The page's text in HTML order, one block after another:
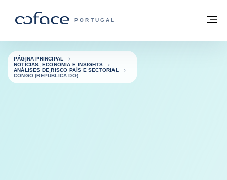
COFACE FOR TRADE - HOMEPAGE DO
PORTUGAL
Voltar à página principal
PÁGINA PRINCIPAL
NOTÍCIAS, ECONOMIA E INSIGHTS
ANÁLISES DE RISCO PAÍS E SECTORIAL
CONGO (REPÚBLICA DO)